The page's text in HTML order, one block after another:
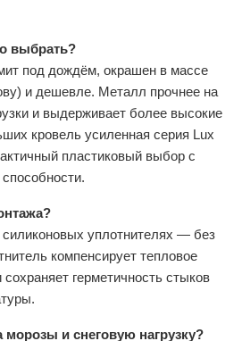
выбрать?
под дождём, окрашен в массе
и дешевле. Металл прочнее на
и выдерживает более высокие
кровель усиленная серия Lux
пластиковый выбор с
силиконовых уплотнителях — без
компенсирует тепловое
герметичность стыков
и снеговую нагрузку?